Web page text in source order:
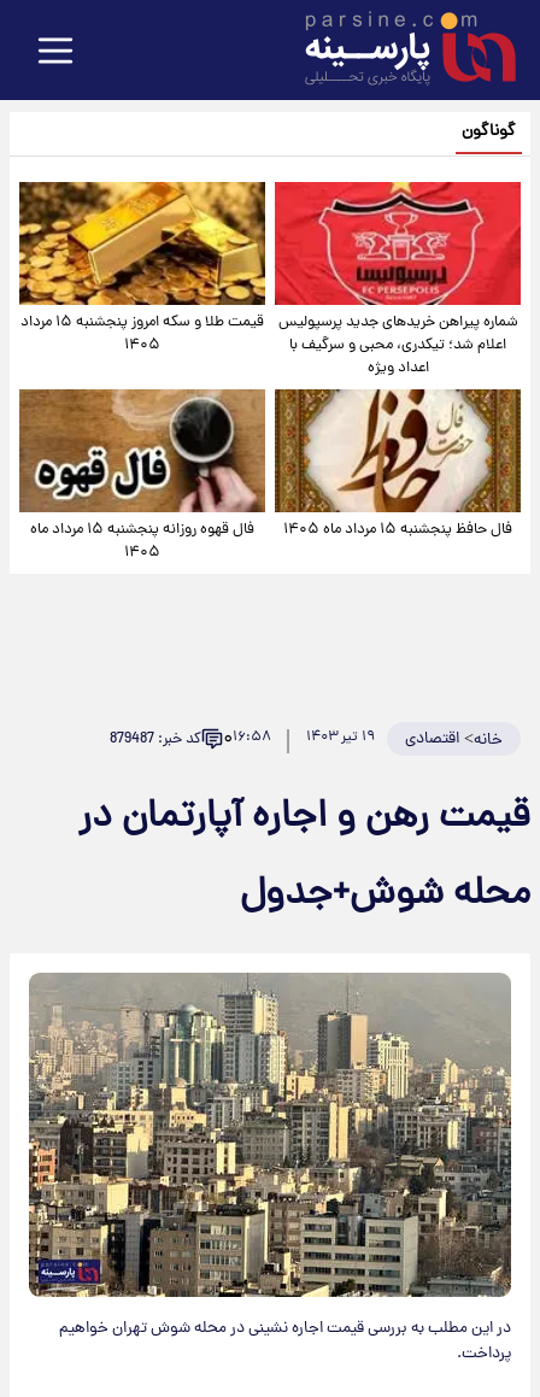
گوناگون
شماره پیراهن خریدهای جدید پرسپولیس
اعلام شد؛ تیکدری، محبی و سرگیف با
اعداد ویژه
قیمت طلا و سکه امروز پنجشنبه ۱۵ مرداد
۱۴۰۵
فال حافظ پنجشنبه ۱۵ مرداد ماه ۱۴۰۵
فال قهوه روزانه پنجشنبه ۱۵ مرداد ماه
۱۴۰۵
خانه>اقتصادی ۱۹ تیر ۱۴۰۳ ۱۶:۵۸۰ کد خبر: 879487
قیمت رهن و اجاره آپارتمان در
محله شوش+جدول
در این مطلب به بررسی قیمت اجاره نشینی در محله شوش تهران خواهیم
پرداخت.